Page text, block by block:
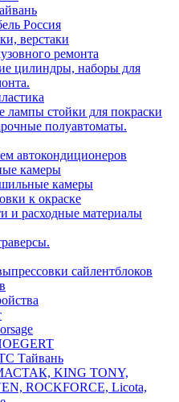
Россия
верстаки
ремонта
цилиндры, наборы для
лампы стойки для покраски
полуавтоматы.
автокондиционеров
камеры
камеры
к окраске
и расходные материалы
сайлентблоков
Тайвань
KING TONY,
ROCKFORCE, Licota,